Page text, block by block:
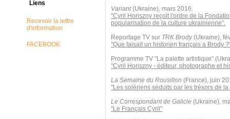
Liens
Recevoir la lettre
d'information
FACEBOOK
Variant(Ukraine), mars 2016.
"Cyril Horiszny reçoit l'ordre de la
popularisation de la culture ukrainienne".
Reportage TV sur TRK Brody(Ukraine),
"Que faisait un historien français a Brody
Programme TV "La palette artistique"
"Cyril Horiszny - éditeur, photographe et
La Semaine du Rousillon (France), juin
"Les solériens séduits par les trésors de
Le Correspondant de Galicie (Ukraine),
"Le Français Cyril"